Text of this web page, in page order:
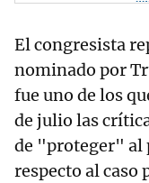
El congresista
nominado por
fue uno de los
de julio las
de "proteger" al
respecto al caso